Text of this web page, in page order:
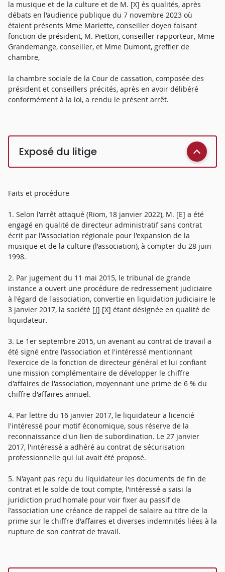
la musique et de la culture et de M. [X] ès qualités, après
débats en l'audience publique du 7 novembre 2023 où
étaient présents Mme Mariette, conseiller doyen faisant
fonction de président, M. Pietton, conseiller rapporteur, Mme
Grandemange, conseiller, et Mme Dumont, greffier de
chambre,
la chambre sociale de la Cour de cassation, composée des
président et conseillers précités, après en avoir délibéré
conformément à la loi, a rendu le présent arrêt.
Exposé du litige
Faits et procédure
1. Selon l'arrêt attaqué (Riom, 18 janvier 2022), M. [E] a été
engagé en qualité de directeur administratif sans contrat
écrit par l'Association régionale pour l'expansion de la
musique et de la culture (l'association), à compter du 28 juin
1998.
2. Par jugement du 11 mai 2015, le tribunal de grande
instance a ouvert une procédure de redressement judiciaire
à l'égard de l'association, convertie en liquidation judiciaire le
3 janvier 2017, la société [J] [X] étant désignée en qualité de
liquidateur.
3. Le 1er septembre 2015, un avenant au contrat de travail a
été signé entre l'association et l'intéressé mentionnant
l'exercice de la fonction de directeur général et lui confiant
une mission complémentaire de développer le chiffre
d'affaires de l'association, moyennant une prime de 6 % du
chiffre d'affaires annuel.
4. Par lettre du 16 janvier 2017, le liquidateur a licencié
l'intéressé pour motif économique, sous réserve de la
reconnaissance d'un lien de subordination. Le 27 janvier
2017, l'intéressé a adhéré au contrat de sécurisation
professionnelle qui lui avait été proposé.
5. N'ayant pas reçu du liquidateur les documents de fin de
contrat et le solde de tout compte, l'intéressé a saisi la
juridiction prud'homale pour voir fixer au passif de
l'association une créance de rappel de salaire au titre de la
prime sur le chiffre d'affaires et diverses indemnités liées à la
rupture de son contrat de travail.